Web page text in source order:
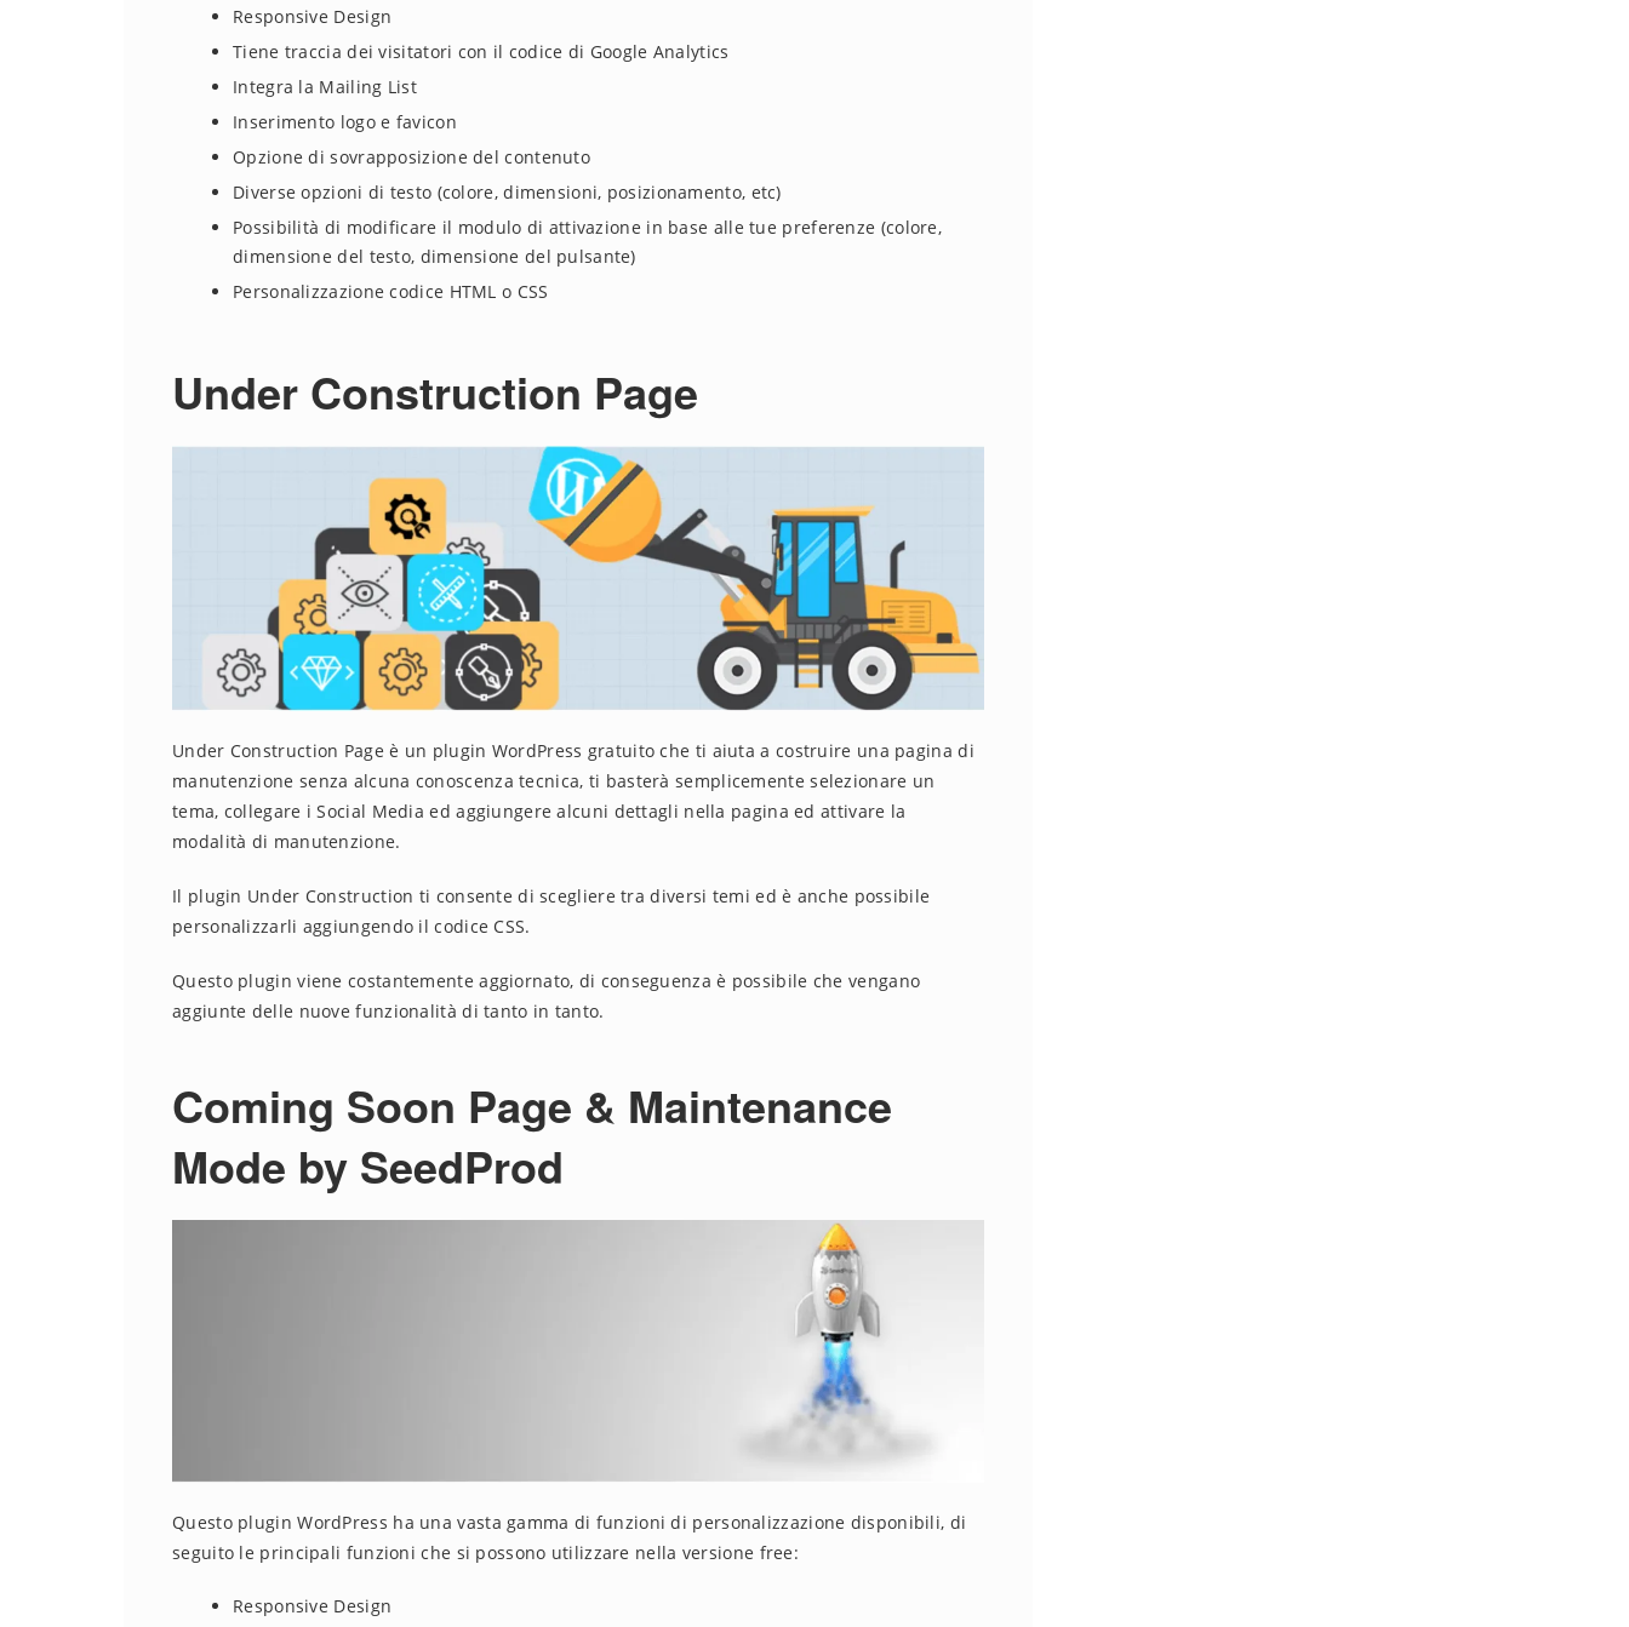
Responsive Design
Tiene traccia dei visitatori con il codice di Google Analytics
Integra la Mailing List
Inserimento logo e favicon
Opzione di sovrapposizione del contenuto
Diverse opzioni di testo (colore, dimensioni, posizionamento, etc)
Possibilità di modificare il modulo di attivazione in base alle tue preferenze (colore,
dimensione del testo, dimensione del pulsante)
Personalizzazione codice HTML o CSS
Under Construction Page
Under Construction Page è un plugin WordPress gratuito che ti aiuta a costruire una pagina di
manutenzione senza alcuna conoscenza tecnica, ti basterà semplicemente selezionare un
tema, collegare i Social Media ed aggiungere alcuni dettagli nella pagina ed attivare la
modalità di manutenzione.
Il plugin Under Construction ti consente di scegliere tra diversi temi ed è anche possibile
personalizzarli aggiungendo il codice CSS.
Questo plugin viene costantemente aggiornato, di conseguenza è possibile che vengano
aggiunte delle nuove funzionalità di tanto in tanto.
Coming Soon Page & Maintenance
Mode by SeedProd
Questo plugin WordPress ha una vasta gamma di funzioni di personalizzazione disponibili, di
seguito le principali funzioni che si possono utilizzare nella versione free:
Responsive Design